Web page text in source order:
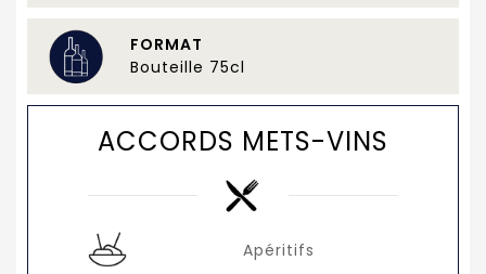
FORMAT
Bouteille 75cl
ACCORDS METS-VINS
Apéritifs